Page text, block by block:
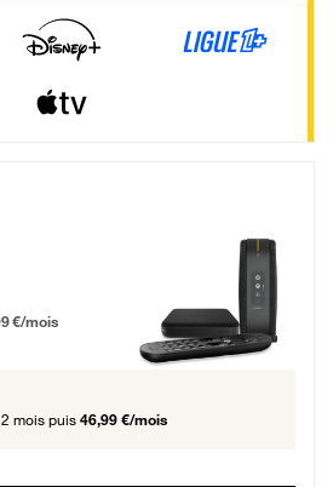
mois puis 51,99 € par mois, Engagement 12 mois
€/mois
mois puis 46,99 €/mois